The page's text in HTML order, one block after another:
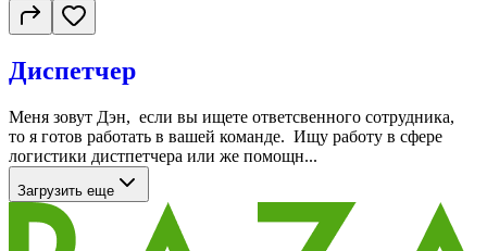
Диспетчер
Меня зовут Дэн, если вы ищете ответсвенного сотрудника,
то я готов работать в вашей команде. Ищу работу в сфере
логистики дистпетчера или же помощн...
Загрузить еще